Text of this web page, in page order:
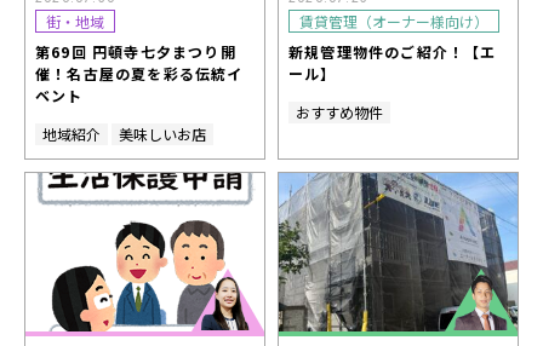
街・地域
第69回 円頓寺七夕まつり開
催！名古屋の夏を彩る伝統イ
ベント
地域紹介
美味しいお店
賃貸管理（オーナー様向け）
新規管理物件のご紹介！【エ
ール】
おすすめ物件